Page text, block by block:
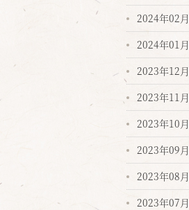
2024年02月
2024年01月
2023年12月
2023年11月
2023年10月
2023年09月
2023年08月
2023年07月